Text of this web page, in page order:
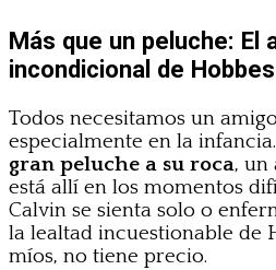
Más que un peluche: El
incondicional de
Todos necesitamos un
especialmente en la infancia.
gran peluche a su roca, un
está allí en los momentos
Calvin se sienta solo o
la lealtad incuestionable de
míos, no tiene precio.